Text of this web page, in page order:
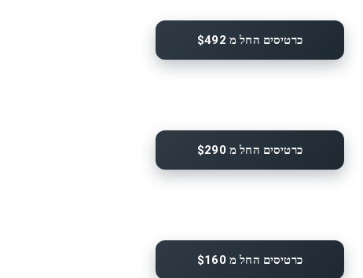
כרטיסים החל מ $492
כרטיסים החל מ $290
כרטיסים החל מ $160